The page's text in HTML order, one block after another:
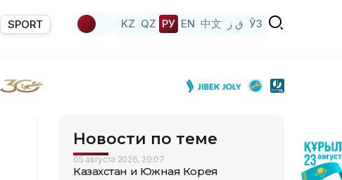
SPORT KZ QZ РУ EN 中文 ق ز ЎЗ
Новости по теме
05 августа 2026, 20:07
Казахстан и Южная Корея